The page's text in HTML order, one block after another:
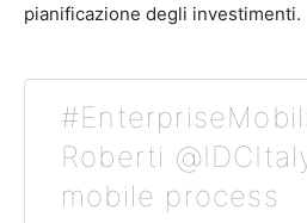
pianificazione degli investimenti.
Roberti
mobile process